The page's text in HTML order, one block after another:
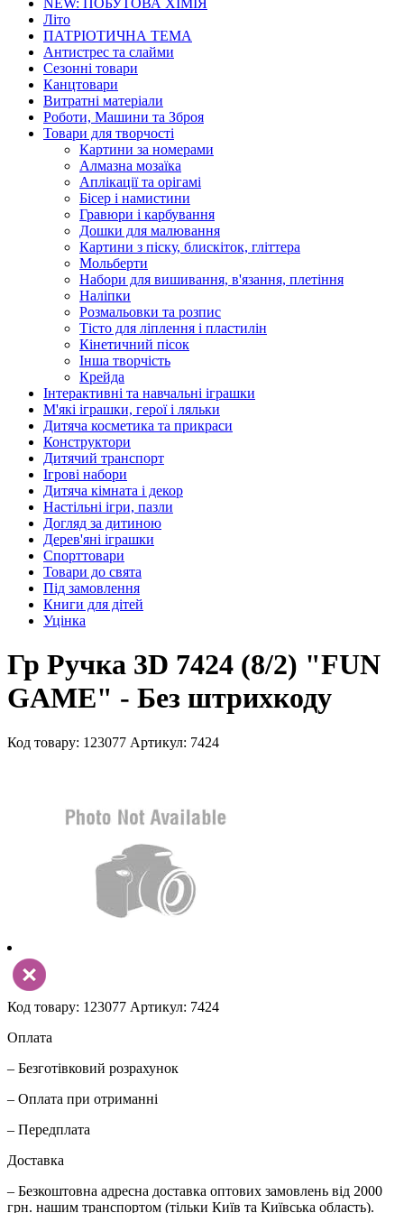
Літо
ПАТРІОТИЧНА ТЕМА
Антистрес та слайми
Сезонні товари
Канцтовари
Витратні матеріали
Роботи, Машини та Зброя
Товари для творчості
Картини за номерами
Алмазна мозаїка
Аплікації та орігамі
Бісер і намистини
Гравюри і карбування
Дошки для малювання
Картини з піску, блискіток, гліттера
Мольберти
Набори для вишивання, в'язання, плетіння
Наліпки
Розмальовки та розпис
Тісто для ліплення і пластилін
Кінетичний пісок
Інша творчість
Крейда
Інтерактивні та навчальні іграшки
М'які іграшки, герої і ляльки
Дитяча косметика та прикраси
Конструктори
Дитячий транспорт
Ігрові набори
Дитяча кімната і декор
Настільні ігри, пазли
Догляд за дитиною
Дерев'яні іграшки
Спорттовари
Товари до свята
Під замовлення
Книги для дітей
Уцінка
Гр Ручка 3D 7424 (8/2) "FUN
GAME" - Без штрихкоду
Код товару: 123077 Артикул: 7424
Код товару: 123077 Артикул: 7424
Оплата
– Безготівковий розрахунок
– Оплата при отриманні
– Передплата
Доставка
– Безкоштовна адресна доставка оптових замовлень від 2000
грн. нашим транспортом (тільки Київ та Київська область).